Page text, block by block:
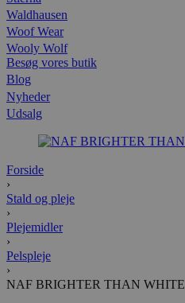
Waldhausen
Woof Wear
Wooly Wolf
Besøg vores butik
Blog
Nyheder
Udsalg
Forside
›
Stald og pleje
›
Plejemidler
›
Pelspleje
›
NAF BRIGHTER THAN WHITE